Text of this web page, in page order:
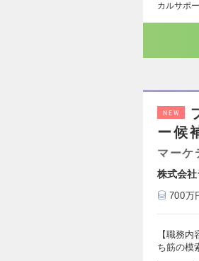
カルサポ
NEW
ー候
マーケ
株式会社
700万
【職務
ち筋の模